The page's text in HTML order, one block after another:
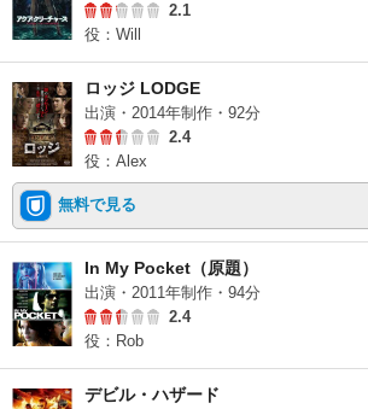
2.1
役：Will
ロッジ LODGE
出演・2014年制作・92分
2.4
役：Alex
無料で見る
In My Pocket（原題）
出演・2011年制作・94分
2.4
役：Rob
デビル・ハザード